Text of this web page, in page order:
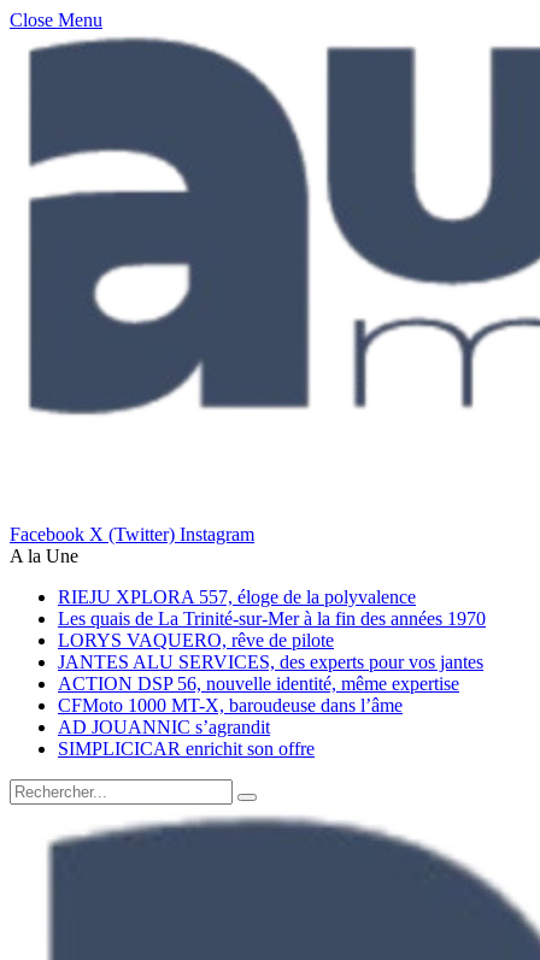
Close Menu
Facebook X (Twitter) Instagram
A la Une
RIEJU XPLORA 557, éloge de la polyvalence
Les quais de La Trinité-sur-Mer à la fin des années 1970
LORYS VAQUERO, rêve de pilote
JANTES ALU SERVICES, des experts pour vos jantes
ACTION DSP 56, nouvelle identité, même expertise
CFMoto 1000 MT-X, baroudeuse dans l’âme
AD JOUANNIC s’agrandit
SIMPLICICAR enrichit son offre